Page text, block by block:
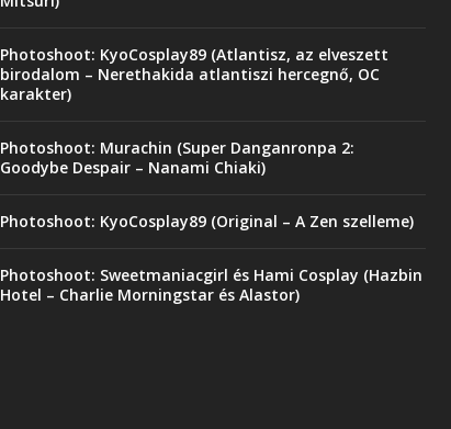
Photoshoot: KyoCosplay89 (Atlantisz, az elveszett
birodalom – Nerethakida atlantiszi hercegnő, OC
karakter)
Photoshoot: Murachin (Super Danganronpa 2:
Goodybe Despair – Nanami Chiaki)
Photoshoot: KyoCosplay89 (Original – A Zen szelleme)
Photoshoot: Sweetmaniacgirl és Hami Cosplay (Hazbin
Hotel – Charlie Morningstar és Alastor)